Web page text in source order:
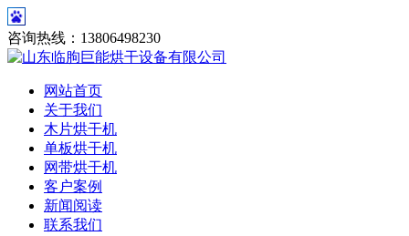
咨询热线：13806498230
网站首页
关于我们
木片烘干机
单板烘干机
网带烘干机
客户案例
新闻阅读
联系我们